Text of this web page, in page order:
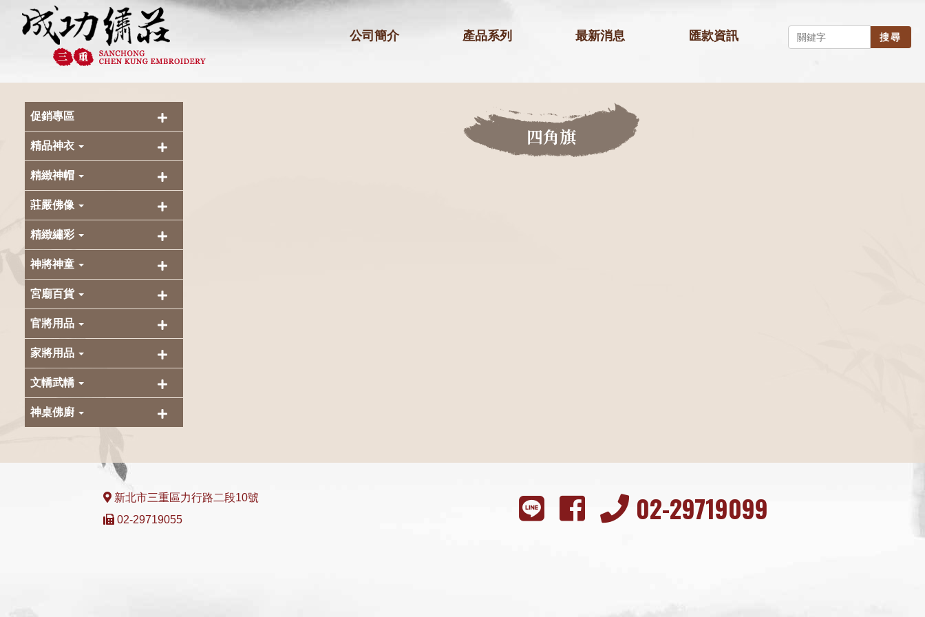
搜尋
公司簡介 產品系列 最新消息 匯款資訊
促銷專區
精品神衣
精緻神帽
莊嚴佛像
精緻繡彩
神將神童
宮廟百貨
官將用品
家將用品
文轎武轎
神桌佛廚
四角旗
新北市三重區力行路二段10號
02-29719055
02-29719099